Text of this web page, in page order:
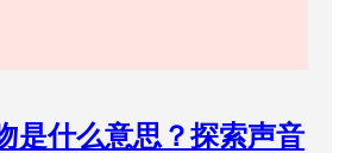
是什么意思？探索声音